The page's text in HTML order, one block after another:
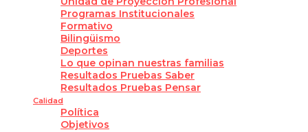
Programas Institucionales
Formativo
Bilingüismo
Deportes
Lo que opinan nuestras familias
Resultados Pruebas Saber
Resultados Pruebas Pensar
Calidad
Política
Objetivos